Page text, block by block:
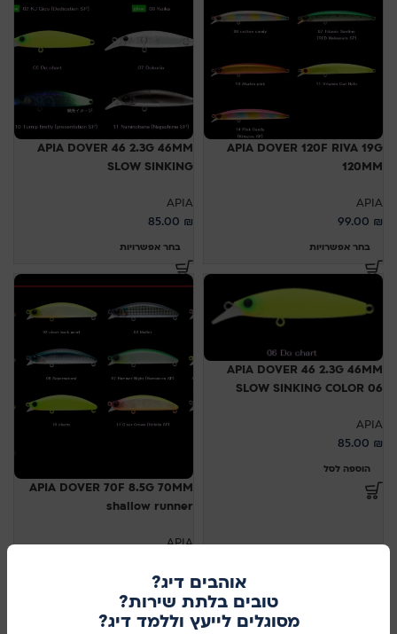
אוהבים דיג?
טובים בלתת שירות?
מסוגלים לייעץ וללמד דיג?
APIA DOVER 120F RIVA 19G
120MM
APIA
99.00 ₪
בחר אפשרויות
APIA DOVER 46 2.3G 46MM
SLOW SINKING
APIA
85.00 ₪
בחר אפשרויות
APIA DOVER 46 2.3G 46MM
SLOW SINKING COLOR 06
APIA
85.00 ₪
הוספה לסל
APIA DOVER 70F 8.5G 70MM
shallow runner
APIA
בחר אפשרויות